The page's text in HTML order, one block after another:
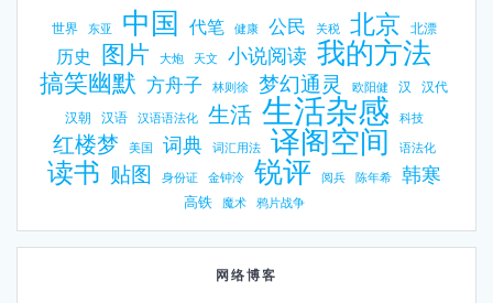
世界 东亚 中国 代笔 健康 公民 关税 北京 北漂
历史 图片 大炮 天文 小说阅读 我的方法
搞笑幽默 方舟子 林则徐 梦幻通灵 欧阳健 汉 汉代
汉朝 汉语 汉语语法化 生活 生活杂感 科技
红楼梦 美国 词典 词汇用法 译阁空间 语法化
读书 贴图 身份证 金钟泠 锐评 阅兵 陈年希 韩寒
高铁 魔术 鸦片战争
网络博客